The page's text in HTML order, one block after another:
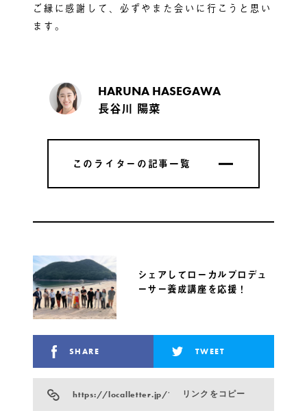
ご縁に感謝して、必ずやまた会いに行こうと思い
ます。
HARUNA HASEGAWA
長谷川 陽菜
このライターの記事一覧
このライターの記事一覧
シェアしてローカルプロデュ
ーサー養成講座を応援！
SHARE TWEET
https://localletter.jp/?p=35899リンクをコピー